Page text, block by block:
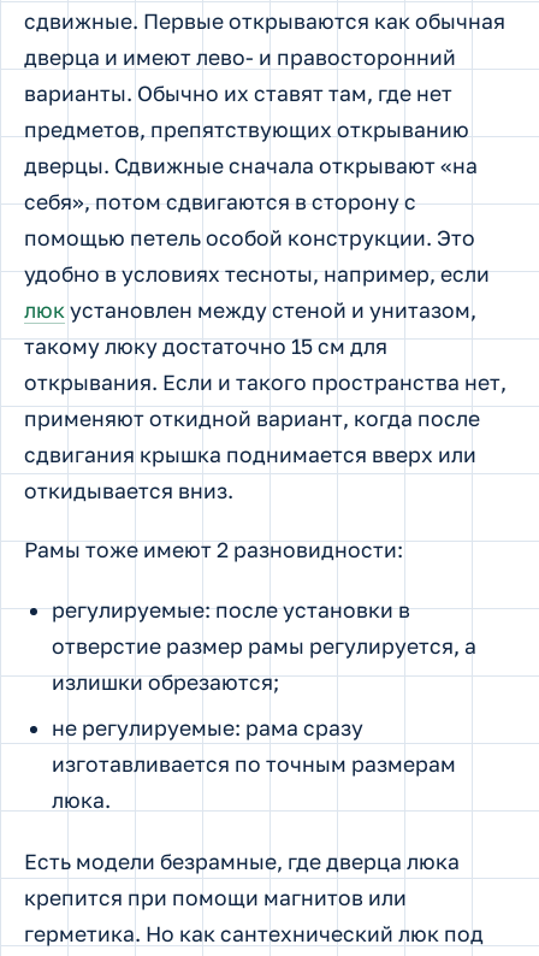
сдвижные. Первые открываются как обычная
дверца и имеют лево- и правосторонний
варианты. Обычно их ставят там, где нет
предметов, препятствующих открыванию
дверцы. Сдвижные сначала открывают «на
себя», потом сдвигаются в сторону с
помощью петель особой конструкции. Это
удобно в условиях тесноты, например, если
люк установлен между стеной и унитазом,
такому люку достаточно 15 см для
открывания. Если и такого пространства нет,
применяют откидной вариант, когда после
сдвигания крышка поднимается вверх или
откидывается вниз.
Рамы тоже имеют 2 разновидности:
регулируемые: после установки в
отверстие размер рамы регулируется, а
излишки обрезаются;
не регулируемые: рама сразу
изготавливается по точным размерам
люка.
Есть модели безрамные, где дверца люка
крепится при помощи магнитов или
герметика. Но как сантехнический люк под